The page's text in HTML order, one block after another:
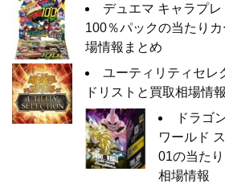
デュエマ キャラプ
100％パックの当たり
場情報まとめ
ユーティリティセレ
ドリストと買取相場情
ドラゴ
ワールド
01の当た
相場情報